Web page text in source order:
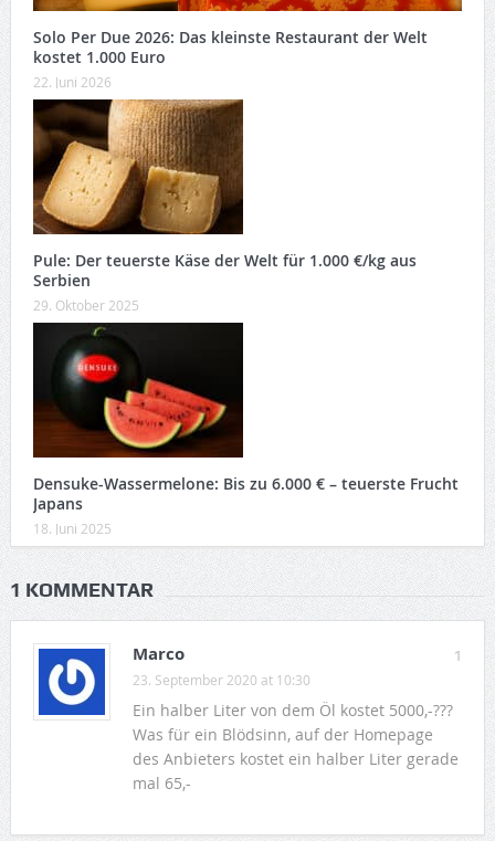
Solo Per Due 2026: Das kleinste Restaurant der Welt
kostet 1.000 Euro
22. Juni 2026
Pule: Der teuerste Käse der Welt für 1.000 €/kg aus
Serbien
29. Oktober 2025
Densuke-Wassermelone: Bis zu 6.000 € – teuerste Frucht
Japans
18. Juni 2025
1 KOMMENTAR
1
Marco
23. September 2020 at 10:30
Ein halber Liter von dem Öl kostet 5000,-???
Was für ein Blödsinn, auf der Homepage
des Anbieters kostet ein halber Liter gerade
mal 65,-